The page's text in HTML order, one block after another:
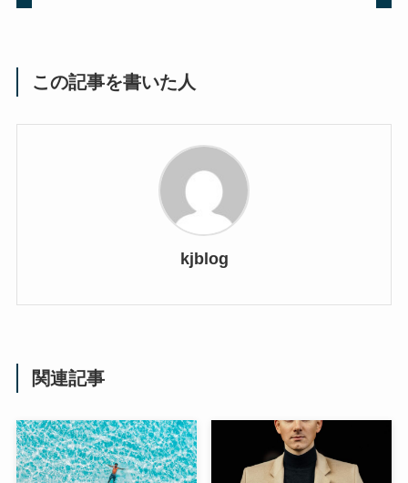
この記事を書いた人
kjblog
関連記事